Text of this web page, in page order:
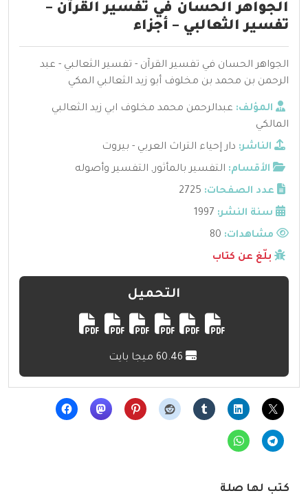
الجواهر الحسان في تفسير القرآن –
تفسير الثعالبي – أجزاء
الجواهر الحسان في تفسير القرآن - تفسير الثعالبي - عبد
الرحمن بن محمد بن مخلوف أبو زيد الثعالبي المكي
المؤلف: عبدالرحمن محمد مخلوف ابي زيد الثعالبي
المالكي
الناشر: دار إحياء التراث العربي - بيروت
الأقسام: التفسير بالمأثور, التفسير وأصوله
عدد الصفحات: 2725
سنة النشر: 1997
مشاهدات:
بلّغ عن كتاب
التحميل
كتب لها صلة